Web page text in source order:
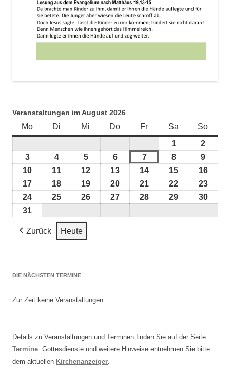
Veranstaltungen im August 2026
MoMontag
Di Dienstag
Mi Mittwoch
Do Donnerstag
Fr FreitagSa Samstag
So
11.
August
2026
2
2026
33.
August
2026
44.
August
2026
55.
August
2026
66.
August
2026
77.
August
2026
88.
August
2026
9
2026
10
August
11
August
12
August
13
August
14
August
15
August
1616.
2026
17
August
18
August
19
August
20
August
21
August
22
August
2323.
24 25
2026
26 27 28 29 3030.
31
August
2026
Zurück Heute
DIE NÄCHSTEN TERMINE
Zur Zeit keine Veranstaltungen
Details zu Veranstaltungen und Terminen finden Sie auf der Seite
Termine . Gottesdienste und weitere Hinweise entnehmen Sie bitte
dem aktuellen Kirchenanzeiger